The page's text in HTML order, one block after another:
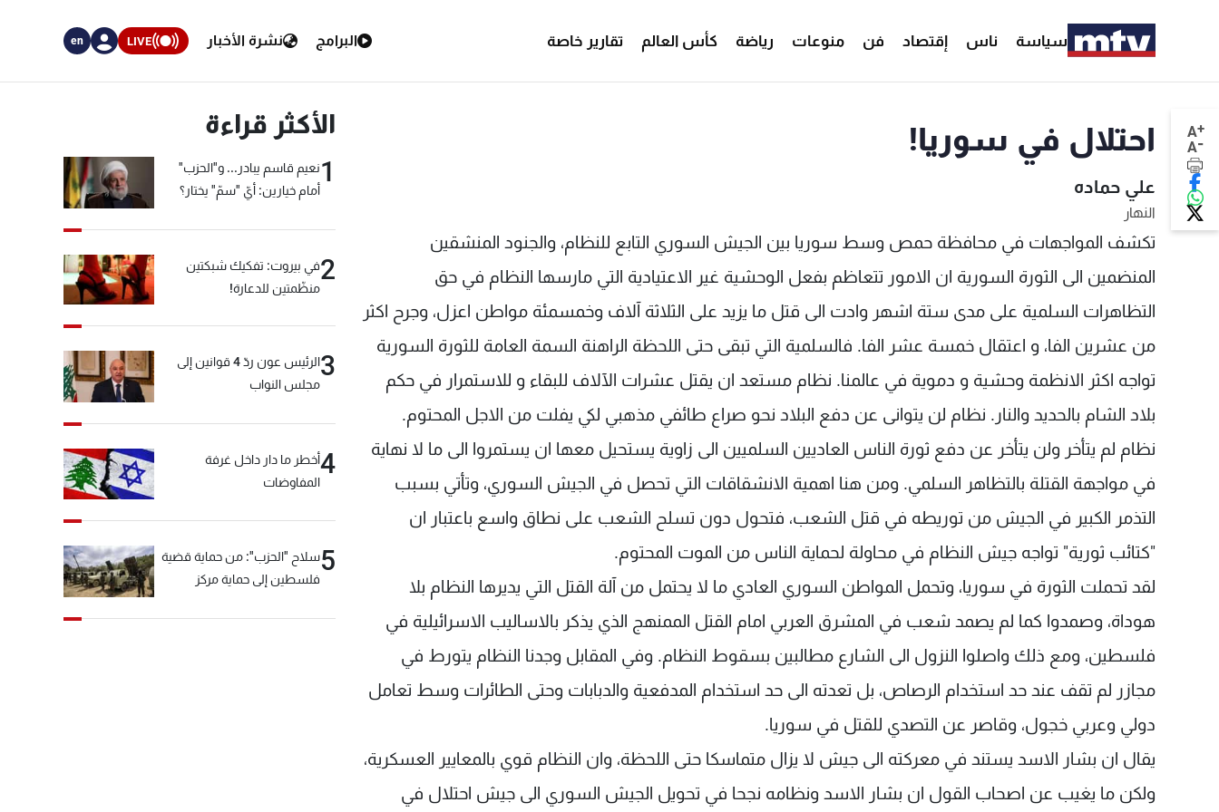
سياسة ناس إقتصاد فن منوعات رياضة كأس العالم تقارير خاصة البرامج نشرة الأخبار LIVE
en
A+
A- احتلال في سوريا!
علي حماده
النهار
تكشف المواجهات في محافظة حمص وسط سوريا بين الجيش السوري التابع للنظام، والجنود المنشقين
المنضمين الى الثورة السورية ان الامور تتعاظم بفعل الوحشية غير الاعتيادية التي مارسها النظام في حق
التظاهرات السلمية على مدى ستة اشهر وادت الى قتل ما يزيد على الثلاثة آلاف وخمسمئة مواطن اعزل، وجرح اكثر
من عشرين الفا، و اعتقال خمسة عشر الفا. فالسلمية التي تبقى حتى اللحظة الراهنة السمة العامة للثورة السورية
تواجه اكثر الانظمة وحشية و دموية في عالمنا. نظام مستعد ان يقتل عشرات الآلاف للبقاء و للاستمرار في حكم
بلاد الشام بالحديد والنار. نظام لن يتوانى عن دفع البلاد نحو صراع طائفي مذهبي لكي يفلت من الاجل المحتوم.
نظام لم يتأخر ولن يتأخر عن دفع ثورة الناس العاديين السلميين الى زاوية يستحيل معها ان يستمروا الى ما لا نهاية
في مواجهة القتلة بالتظاهر السلمي. ومن هنا اهمية الانشقاقات التي تحصل في الجيش السوري، وتأتي بسبب
التذمر الكبير في الجيش من توريطه في قتل الشعب، فتحول دون تسلح الشعب على نطاق واسع باعتبار ان
"كتائب ثورية" تواجه جيش النظام في محاولة لحماية الناس من الموت المحتوم.
لقد تحملت الثورة في سوريا، وتحمل المواطن السوري العادي ما لا يحتمل من آلة القتل التي يديرها النظام بلا
هوداة، وصمدوا كما لم يصمد شعب في المشرق العربي امام القتل الممنهج الذي يذكر بالاساليب الاسرائيلية في
فلسطين، ومع ذلك واصلوا النزول الى الشارع مطالبين بسقوط النظام. وفي المقابل وجدنا النظام يتورط في
مجازر لم تقف عند حد استخدام الرصاص، بل تعدته الى حد استخدام المدفعية والدبابات وحتى الطائرات وسط تعامل
دولي وعربي خجول، وقاصر عن التصدي للقتل في سوريا.
يقال ان بشار الاسد يستند في معركته الى جيش لا يزال متماسكا حتى اللحظة، وان النظام قوي بالمعايير العسكرية،
ولكن ما يغيب عن اصحاب القول ان بشار الاسد ونظامه نجحا في تحويل الجيش السوري الى جيش احتلال في
الأكثر قراءة
1نعيم قاسم يبادر... و"الحزب"
أمام خيارين: أيّ "سمّ" يختار؟
2في بيروت: تفكيك شبكتين
منظّمتين للدعارة!
3
الرئيس عون ردّ 4 قوانين إلى
مجلس النواب
4أخطر ما دار داخل غرفة
المفاوضات
5سلاح "الحزب": من حماية قضية
فلسطين إلى حماية مركز